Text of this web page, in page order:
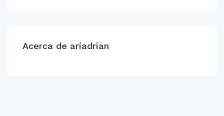
Acerca de ariadrian